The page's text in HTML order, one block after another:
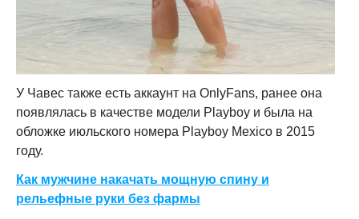
У Чавес также есть аккаунт на OnlyFans, ранее она
появлялась в качестве модели Playboy и была на
обложке июльского номера Playboy Mexico в 2015
году.
Как мужчине накачать мощную спину и
рельефные руки без фармы